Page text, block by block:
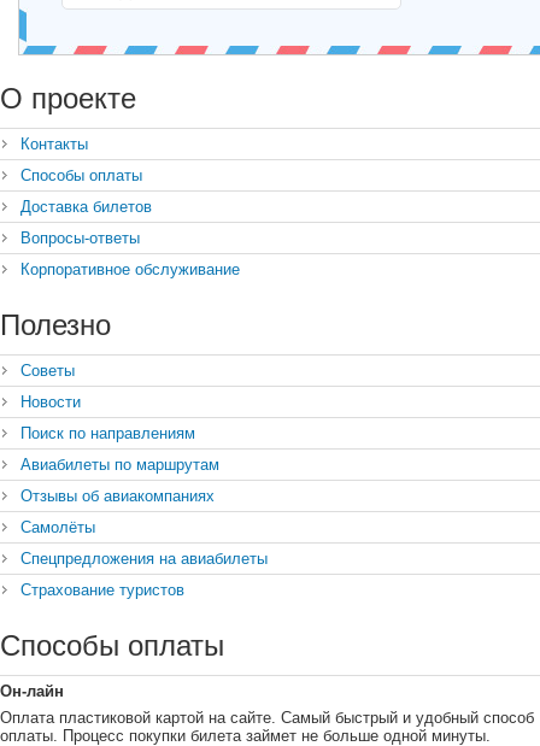
О проекте
Контакты
Способы оплаты
Доставка билетов
Вопросы-ответы
Корпоративное обслуживание
Полезно
Советы
Новости
Поиск по направлениям
Авиабилеты по маршрутам
Отзывы об авиакомпаниях
Самолёты
Спецпредложения на авиабилеты
Страхование туристов
Способы оплаты
Он-лайн
Оплата пластиковой картой на сайте. Самый быстрый и удобный способ
оплаты. Процесс покупки билета займет не больше одной минуты.